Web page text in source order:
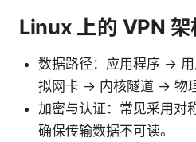
Linux 上的 VPN
数据路径：应用程序 ->
拟网卡 -> 内核隧道 -> 物
加密与认证：常见采用对
确保传输数据不可读。